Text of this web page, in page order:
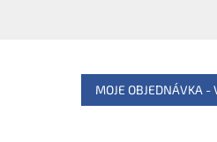
MOJE OBJEDNÁVKA -